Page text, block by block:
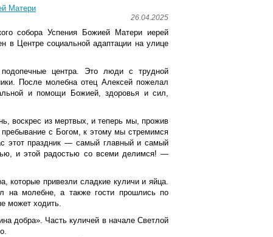
Матери
26.04.2025
собора Успения Божией Матери иерей
в Центре социальной адаптации на улице
центра. Это люди с трудной
После молебна отец Алексей пожелал
и помощи Божией, здоровья и сил,
воскрес из мертвых, и теперь мы, прожив
с Богом, к этому мы стремимся
этот праздник — самый главный и самый
и этой радостью со всеми делимся! —
которые привезли сладкие куличи и яйца.
на молебне, а также гости прошлись по
может ходить.
добра». Часть куличей в начале Светлой